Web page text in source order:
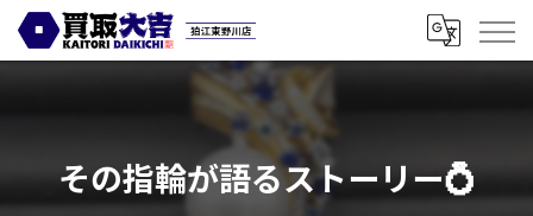
その指輪が語るストーリー💍